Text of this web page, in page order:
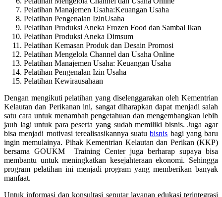
Pelatihan Manajemen Usaha:Keuangan Usaha
Pelatihan Pengenalan IzinUsaha
Pelatihan Produksi Aneka Frozen Food dan Sambal Ikan
Pelatihan Produksi Aneka Dimsum
Pelatihan Kemasan Produk dan Desain Promosi
Pelatihan Mengelola Channel dan Usaha Online
Pelatihan Manajemen Usaha: Keuangan Usaha
Pelatihan Pengenalan Izin Usaha
Pelatihan Kewirausahaan
Dengan mengikuti pelatihan yang diselenggarakan oleh Kementrian
Kelautan dan Perikanan ini, sangat diharapkan dapat menjadi salah
satu cara untuk menambah pengetahuan dan mengembangkan lebih
jauh lagi untuk para peserta yang sudah memiliki bisnis. Juga agar
bisa menjadi motivasi terealisasikannya suatubisnis bagi yang baru
ingin memulainya. Pihak Kementrian Kelautan dan Perikan (KKP)
bersama GOUKM Training Center juga berharap supaya bisa
membantu untuk meningkatkan kesejahteraan ekonomi. Sehingga
program pelatihan ini menjadi program yang memberikan banyak
manfaat.
Untuk informasi dan konsultasi seputar layanan edukasi terintegrasi